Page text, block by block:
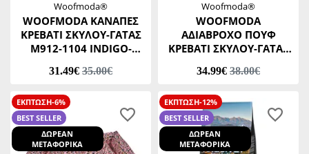
Woofmoda®
WOOFMODA ΚΑΝΑΠΕΣ
ΚΡΕΒΑΤΙ ΣΚΥΛΟΥ-ΓΑΤΑΣ
Μ912-1104 INDIGO-
CM
31.49€ 35.00€
Woofmoda®
WOOFMODA
ΑΔΙΑΒΡΟΧΟ ΠΟΥΦ
ΚΡΕΒΑΤΙ ΣΚΥΛΟΥ-ΓΑΤΑΣ
ΧΑΚΙ Νο3 46 Χ 53 Χ Υ 20
34.99€ 38.00€
ΕΚΠΤΩΣΗ-6%
BEST SELLER
ΔΩΡΕΑΝ
ΜΕΤΑΦΟΡΙΚΑ
ΕΚΠΤΩΣΗ-12%
BEST SELLER
ΔΩΡΕΑΝ
ΜΕΤΑΦΟΡΙΚΑ